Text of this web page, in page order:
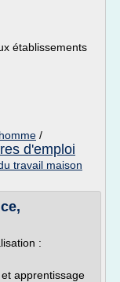
établissements
/
d'emploi
travail maison
:
apprentissage